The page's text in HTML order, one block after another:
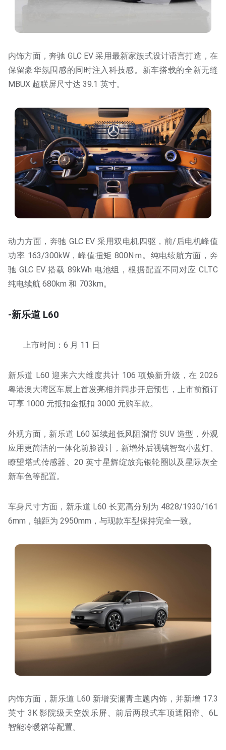
内饰方面，奔驰 GLC EV 采用最新家族式设计语言打造，在
保留豪华氛围感的同时注入科技感。新车搭载的全新无缝
MBUX 超联屏尺寸达 39.1 英寸。
动力方面，奔驰 GLC EV 采用双电机四驱，前/后电机峰值
功率 163/300kW，峰值扭矩 800N·m。纯电续航方面，奔
驰 GLC EV 搭载 89kWh 电池组，根据配置不同对应 CLTC
纯电续航 680km 和 703km。
-新乐道 L60
上市时间：6 月 11 日
新乐道 L60 迎来六大维度共计 106 项焕新升级，在 2026
粤港澳大湾区车展上首发亮相并同步开启预售，上市前预订
可享 1000 元抵扣金抵扣 3000 元购车款。
外观方面，新乐道 L60 延续超低风阻溜背 SUV 造型，外观
应用更简洁的一体化前脸设计，新增外后视镜智驾小蓝灯、
瞭望塔式传感器、20 英寸星辉绽放亮银轮圈以及星际灰全
新车色等配置。
车身尺寸方面，新乐道 L60 长宽高分别为 4828/1930/161
6mm，轴距为 2950mm，与现款车型保持完全一致。
内饰方面，新乐道 L60 新增安澜青主题内饰，并新增 17.3
英寸 3K 影院级天空娱乐屏、前后两段式车顶遮阳帘、6L
智能冷暖箱等配置。